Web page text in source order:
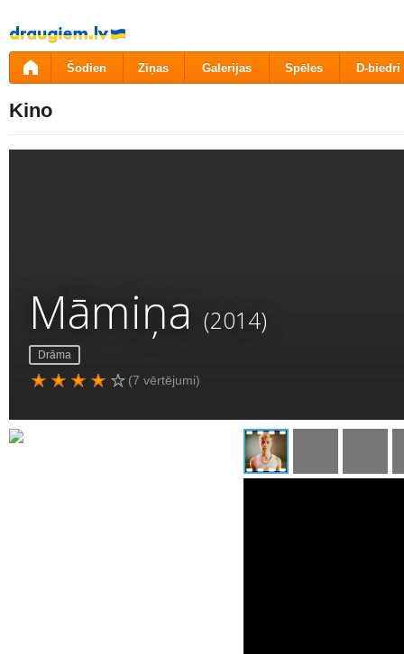
Pāriet
uz
saturu
Šodien Ziņas Galerijas Spēles D-biedri
Kino
Māmiņa (2014)
Drāma
(7 vērtējumi)